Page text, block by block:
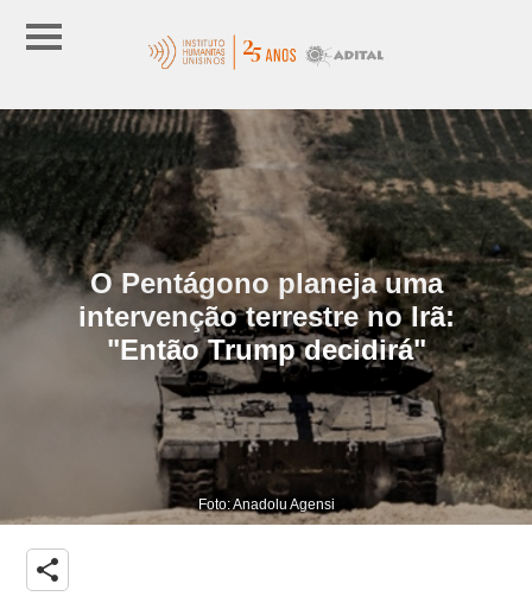
O Pentágono planeja uma
intervenção terrestre no Irã:
"Então Trump decidirá"
Foto: Anadolu Agensi
share